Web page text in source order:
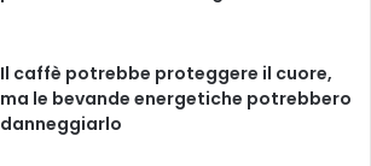
Il caffè potrebbe proteggere il cuore,
ma le bevande energetiche potrebbero
danneggiarlo